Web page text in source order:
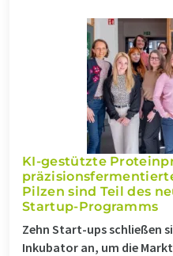
KI-gestützte
Pilzen sind Teil des
Startup-Programms
Zehn Start-ups schließen
Inkubator an, um die